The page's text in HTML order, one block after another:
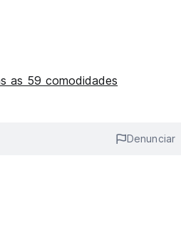
as 59 comodidades
Denunciar